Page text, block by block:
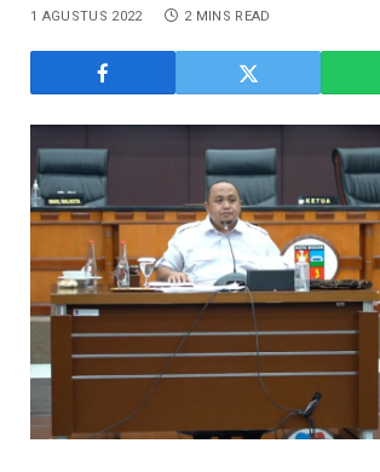
1 AGUSTUS 2022 2 MINS READ